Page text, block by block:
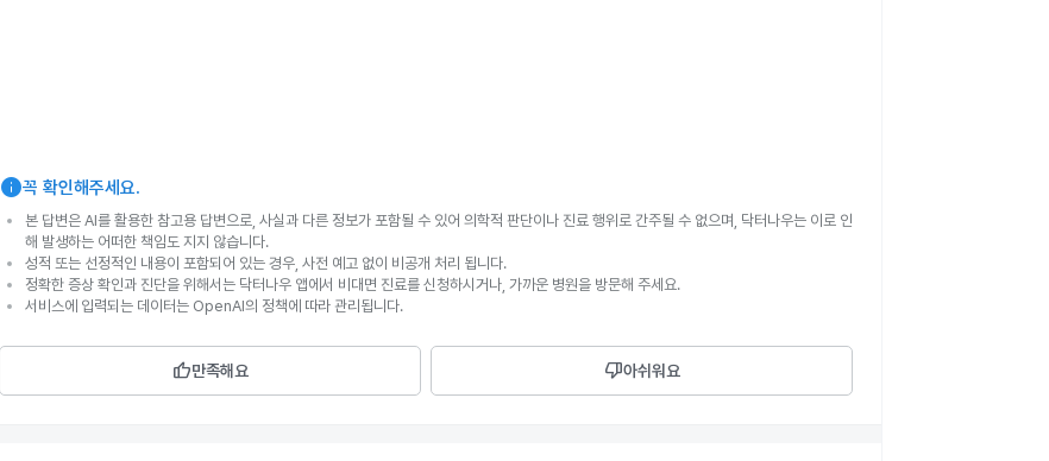
info꼭 확인해주세요.
본 답변은 AI를 활용한 참고용 답변으로, 사실과 다른 정보가 포함될 수 있어 의학적 판단이나 진료 행위로 간주될 수 없으며, 닥터나우는 이로 인
해 발생하는 어떠한 책임도 지지 않습니다.
성적 또는 선정적인 내용이 포함되어 있는 경우, 사전 예고 없이 비공개 처리 됩니다.
정확한 증상 확인과 진단을 위해서는 닥터나우 앱에서 비대면 진료를 신청하시거나, 가까운 병원을 방문해 주세요.
서비스에 입력되는 데이터는 OpenAI의 정책에 따라 관리됩니다.
thumb_up만족해요 thumb_down아쉬워요